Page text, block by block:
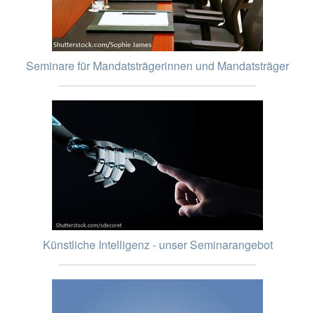
Seminare für Mandatsträgerinnen und Mandatsträger
Künstliche Intelligenz - unser Seminarangebot